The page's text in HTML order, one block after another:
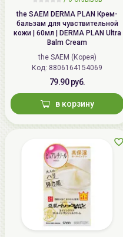
the SAEM DERMA PLAN Крем-
бальзам для чувствительной
кожи | 60мл | DERMA PLAN Ultra
Balm Cream
the SAEM (Корея)
Код: 8806164154069
79.90 руб.
в корзину